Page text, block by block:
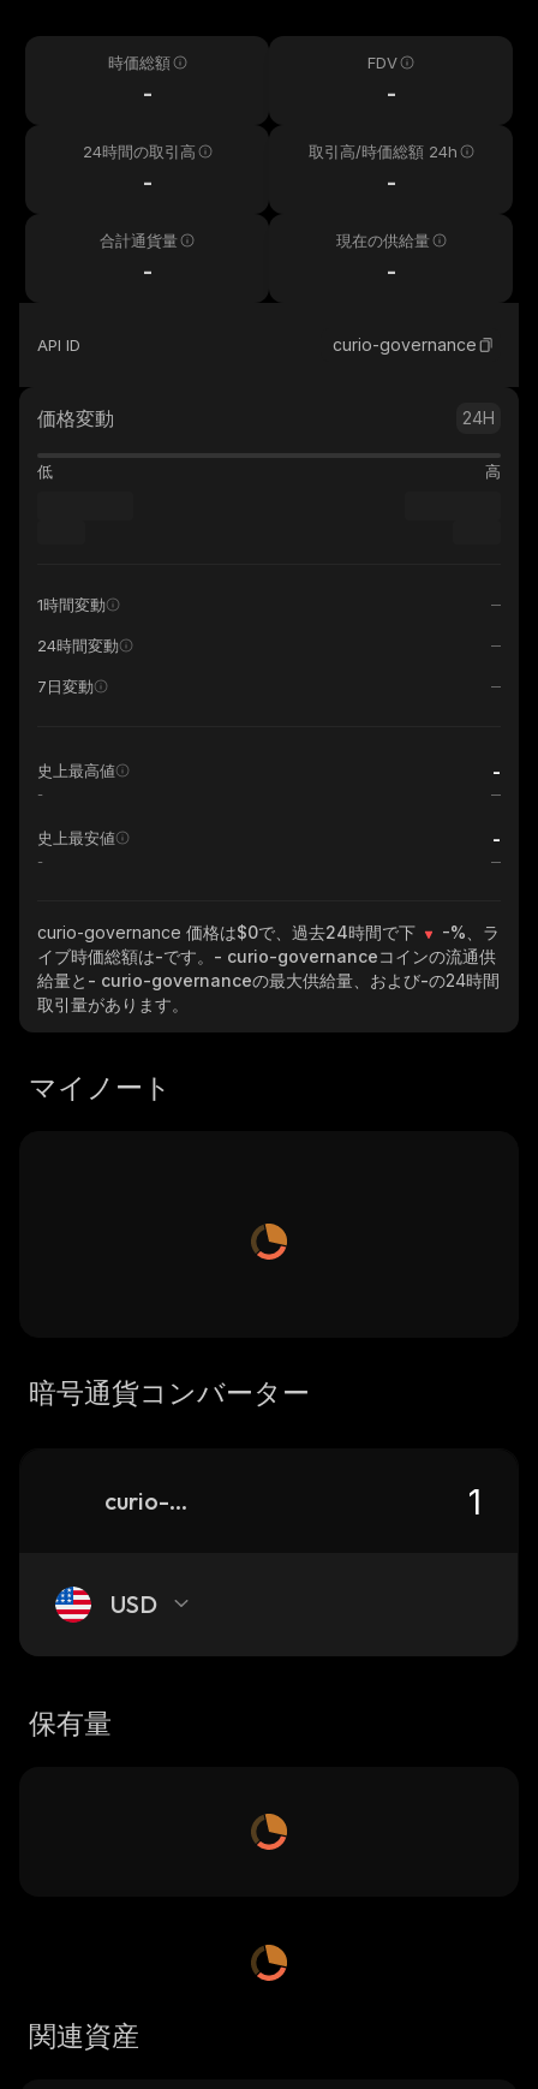
時価総額
-
FDV
-
24時間の取引高
-
取引高/時価総額 24h
-
合計通貨量
-
現在の供給量
-
API ID curio-governance
価格変動 24H
低 高
1時間変動
24時間変動
7日変動
史上最高値 -
-
史上最安値 -
-
curio-governance 価格は$0で、過去24時間で下 -% 、ラ
イブ時価総額は-です。 - curio-governanceコインの流通供
給量と - curio-governanceの最大供給量、および-の24時間
取引量があります。
マイノート
暗号通貨コンバーター
curio-governance
USD
保有量
関連資産